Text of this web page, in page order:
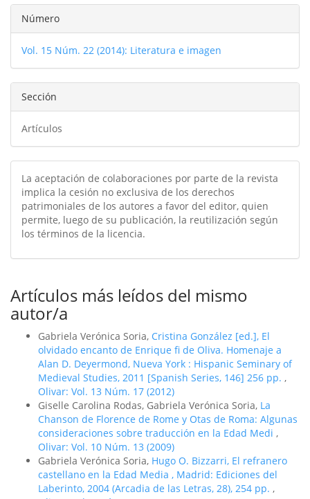
Detalles
del
artículo
Número
Vol. 15 Núm. 22 (2014): Literatura e imagen
Sección
Artículos
La aceptación de colaboraciones por parte de la revista
implica la cesión no exclusiva de los derechos
patrimoniales de los autores a favor del editor, quien
permite, luego de su publicación, la reutilización según
los términos de la licencia.
Artículos más leídos del mismo
autor/a
Gabriela Verónica Soria, Cristina González [ed.], El
olvidado encanto de Enrique fi de Oliva. Homenaje a
Alan D. Deyermond, Nueva York : Hispanic Seminary of
Medieval Studies, 2011 [Spanish Series, 146] 256 pp. ,
Olivar: Vol. 13 Núm. 17 (2012)
Giselle Carolina Rodas, Gabriela Verónica Soria, La
Chanson de Florence de Rome y Otas de Roma: Algunas
consideraciones sobre traducción en la Edad Medi ,
Olivar: Vol. 10 Núm. 13 (2009)
Gabriela Verónica Soria, Hugo O. Bizzarri, El refranero
castellano en la Edad Media , Madrid: Ediciones del
Laberinto, 2004 (Arcadia de las Letras, 28), 254 pp. ,